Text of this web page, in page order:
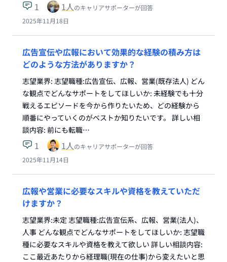
1 1人のキャリアサポーターが回答
2025年11月18日
広告宣伝や広報において効果的な経験の積み方は
どのような方法がありますか？
志望業界: 志望職種:広告宣伝、広報、営業(既存法人) どん
な観点でどんなサポートをしてほしいか: 未経験でも十分
戦えるエピソードを今から作りたいため、どの経験から
順番にやっていくのがベストか知りたいです。 詳しい相
談内容: 前にも転職…
1 1人のキャリアサポーターが回答
2025年11月14日
広報や営業に必要なスキルや資格を教えていただ
けますか？
志望業界:未定 志望職種:広告宣伝系、広報、営業(法人)、
人事 どんな観点でどんなサポートをしてほしいか: 志望職
種に必要なスキルや資格を教えて欲しい 詳しい相談内容:
ここ最近あたりから経理職(現在の仕事)から変えたいと思